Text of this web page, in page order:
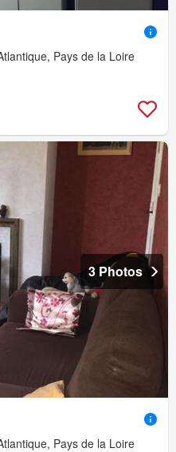
Pays de la Loire
3 Photos
Pays de la Loire